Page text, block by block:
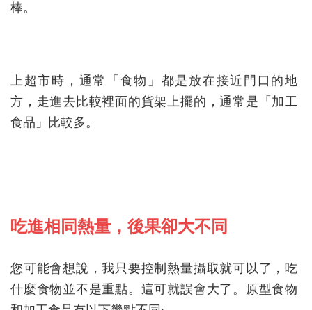
棒。
上超市時，通常「食物」都是放在接近門口的地
方，走進去比較裡面的貨架上擺的，通常是「加工
食品」比較多。
吃進相同熱量，後果卻大不同
您可能會想說，我只要控制熱量攝取就可以了，吃
什麼食物並不是重點。這可就誤會大了。原型食物